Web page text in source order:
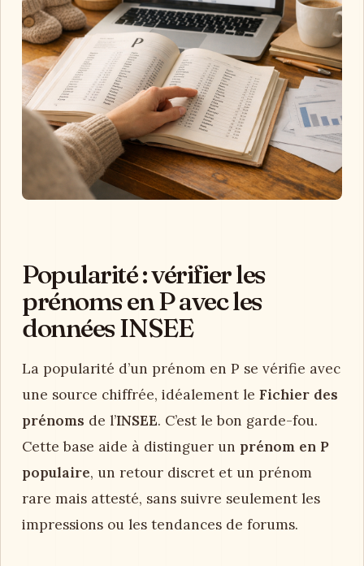
Popularité : vérifier les
prénoms en P avec les
données INSEE
La popularité d’un prénom en P se vérifie avec
une source chiffrée, idéalement le Fichier des
prénoms de l’INSEE. C’est le bon garde-fou.
Cette base aide à distinguer un prénom en P
populaire, un retour discret et un prénom
rare mais attesté, sans suivre seulement les
impressions ou les tendances de forums.